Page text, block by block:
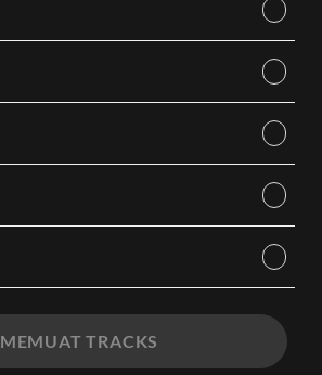
MEMUAT TRACKS